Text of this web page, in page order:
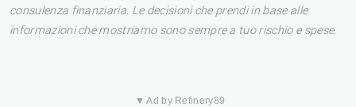
consulenza finanziaria. Le decisioni che prendi in base alle
informazioni che mostriamo sono sempre a tuo rischio e spese.
▼ Ad by Refinery89